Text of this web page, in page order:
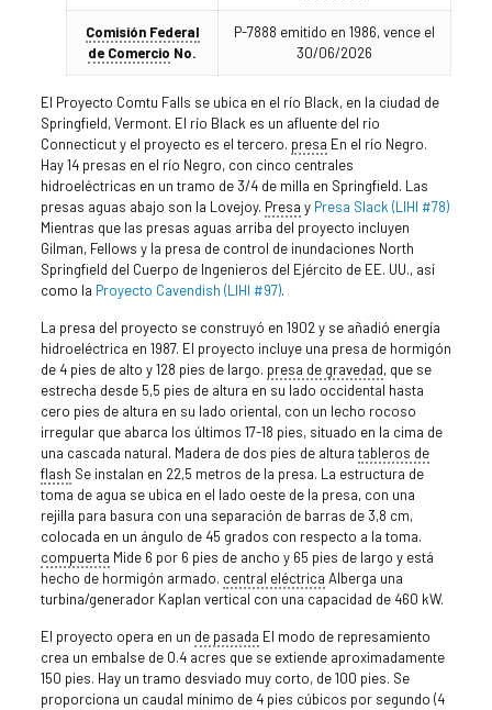
Comisión Federal
de Comercio No.
P-7888 emitido en 1986, vence el
30/06/2026
El Proyecto Comtu Falls se ubica en el río Black, en la ciudad de
Springfield, Vermont. El río Black es un afluente del río
Connecticut y el proyecto es el tercero. presa En el río Negro.
Hay 14 presas en el río Negro, con cinco centrales
hidroeléctricas en un tramo de 3/4 de milla en Springfield. Las
presas aguas abajo son la Lovejoy. Presa y Presa Slack (LIHI #78)
Mientras que las presas aguas arriba del proyecto incluyen
Gilman, Fellows y la presa de control de inundaciones North
Springfield del Cuerpo de Ingenieros del Ejército de EE. UU., así
como la Proyecto Cavendish (LIHI #97).
La presa del proyecto se construyó en 1902 y se añadió energía
hidroeléctrica en 1987. El proyecto incluye una presa de hormigón
de 4 pies de alto y 128 pies de largo. presa de gravedad, que se
estrecha desde 5,5 pies de altura en su lado occidental hasta
cero pies de altura en su lado oriental, con un lecho rocoso
irregular que abarca los últimos 17-18 pies, situado en la cima de
una cascada natural. Madera de dos pies de altura tableros de
flash Se instalan en 22,5 metros de la presa. La estructura de
toma de agua se ubica en el lado oeste de la presa, con una
rejilla para basura con una separación de barras de 3,8 cm,
colocada en un ángulo de 45 grados con respecto a la toma.
compuerta Mide 6 por 6 pies de ancho y 65 pies de largo y está
hecho de hormigón armado. central eléctrica Alberga una
turbina/generador Kaplan vertical con una capacidad de 460 kW.
El proyecto opera en un de pasada El modo de represamiento
crea un embalse de 0.4 acres que se extiende aproximadamente
150 pies. Hay un tramo desviado muy corto, de 100 pies. Se
proporciona un caudal mínimo de 4 pies cúbicos por segundo (4